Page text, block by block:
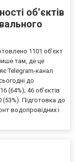
об’єктів
1101 об’єкт
там, де це
Telegram-канал
до
(64%); 46 об’єктів
(53%). Підготовка до
водопровідних і